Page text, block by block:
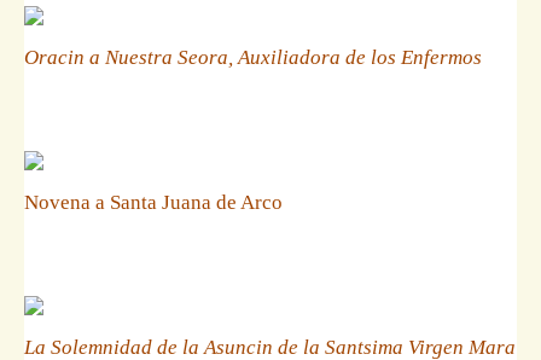
Oracin a Nuestra Seora, Auxiliadora de los Enfermos
Novena a Santa Juana de Arco
La Solemnidad de la Asuncin de la Santsima Virgen Mara